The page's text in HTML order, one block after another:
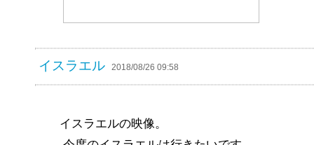
イスラエル 2018/08/26 09:58
イスラエルの映像。